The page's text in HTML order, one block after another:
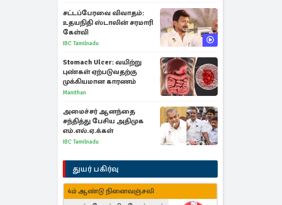
சட்டப்பேரவை விவாதம்:
உதயநிதி ஸ்டாலின் சரமாரி
கேள்வி
IBC Tamilnadu
Stomach Ulcer: வயிற்று
புண்கள் ஏற்படுவதற்கு
முக்கியமான காரணம்
Manithan
அமைச்சர் ஆனந்தை
சந்தித்து பேசிய அதிமுக
எம்.எல்.ஏ.க்கள்
IBC Tamilnadu
துயர் பகிர்வு
4ம் ஆண்டு நினைவஞ்சலி